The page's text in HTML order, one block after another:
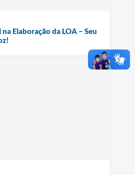
Elaboração da LOA – Seu